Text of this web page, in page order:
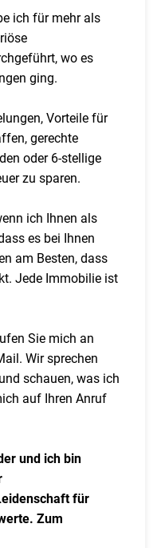
ich für mehr als
wo es
ging.
Vorteile für
gerechte
oder 6-stellige
zu sparen.
ich Ihnen als
es bei Ihnen
am Besten, dass
Jede Immobilie ist
Sie mich an
Wir sprechen
schauen, was ich
auf Ihren Anruf
und ich bin
für
Zum